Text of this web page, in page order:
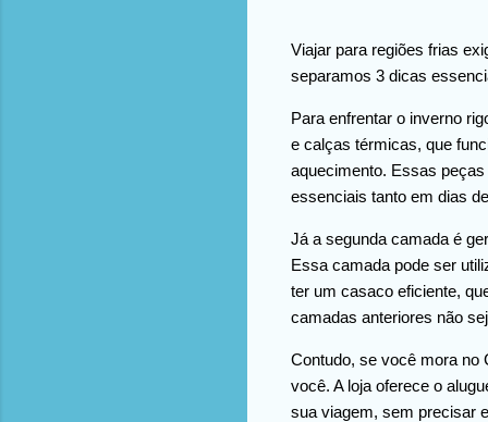
Viajar para regiões frias
separamos 3 dicas
Para enfrentar o inverno
e calças térmicas, que
aquecimento. Essas
essenciais tanto em dias
Já a segunda camada é
Essa camada pode ser
ter um casaco eficiente,
camadas anteriores não
Contudo, se você mora no
você. A loja oferece o
sua viagem, sem precisar